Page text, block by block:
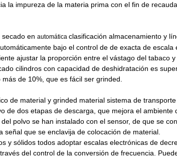
la impureza de la materia prima con el fin de
secado en automática clasificación almacenamiento y
bajo el control de de exacta de escala
ajustar la proporción entre el vástago del tabaco
cilindros con capacidad de deshidratación es
de 10%, que es fácil ser grinded.
de material y grinded material sistema de
de dos etapas de descarga, que mejora el ambiente
polvo se han instalado con el sensor, de que se
que se enclavija de colocación de material.
y sólidos todos adoptar escalas electrónicas de
del control de la conversión de frecuencia.